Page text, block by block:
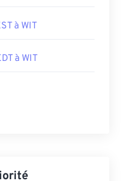
à WIT
à WIT